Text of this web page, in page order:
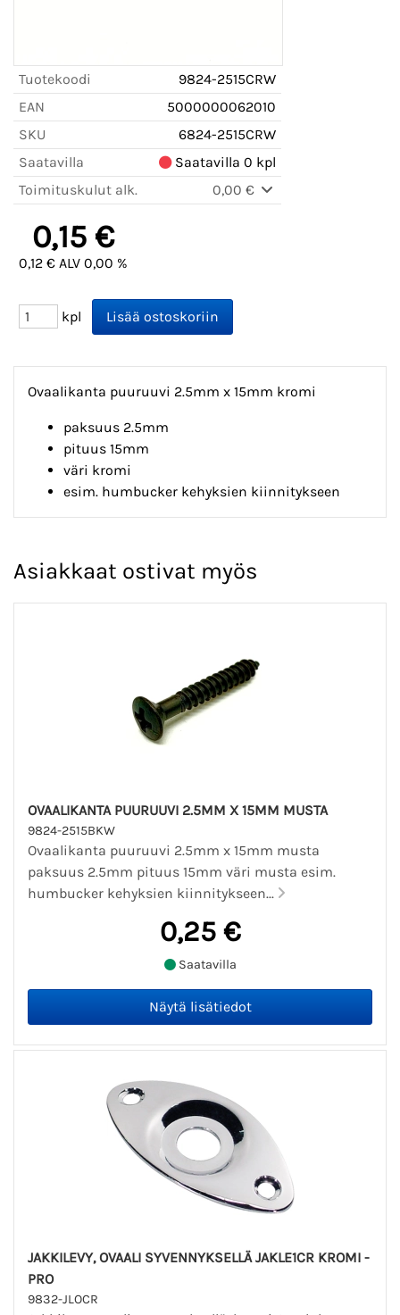
Tuotekoodi
9824-2515CRW
EAN
5000000062010
SKU
6824-2515CRW
Saatavilla
Saatavilla 0 kpl
Toimituskulut alk.
0,00 €
0,15 €
0,12 € ALV 0,00 %
kpl
Ovaalikanta puuruuvi 2.5mm x 15mm kromi
paksuus 2.5mm
pituus 15mm
väri kromi
esim. humbucker kehyksien kiinnitykseen
Asiakkaat ostivat myös
OVAALIKANTA PUURUUVI 2.5MM X 15MM MUSTA
9824-2515BKW
Ovaalikanta puuruuvi 2.5mm x 15mm musta
paksuus 2.5mm pituus 15mm väri musta esim.
humbucker kehyksien kiinnitykseen...
0,25 €
Saatavilla
JAKKILEVY, OVAALI SYVENNYKSELLÄ JAKLE1CR KROMI -
PRO
9832-JLOCR